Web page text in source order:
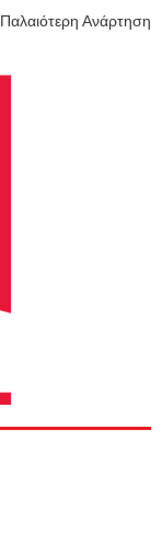
Παλαιότερη Ανάρτηση